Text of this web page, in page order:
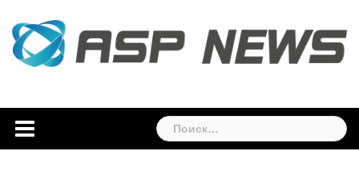
content
Найти: